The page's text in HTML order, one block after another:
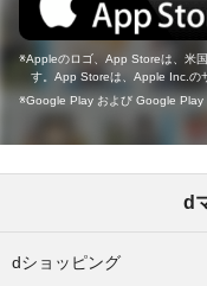
Appleのロゴ、App Storeは、米
す。App Storeは、Apple Inc.の
Google Play および Google Play
d
dショッピング